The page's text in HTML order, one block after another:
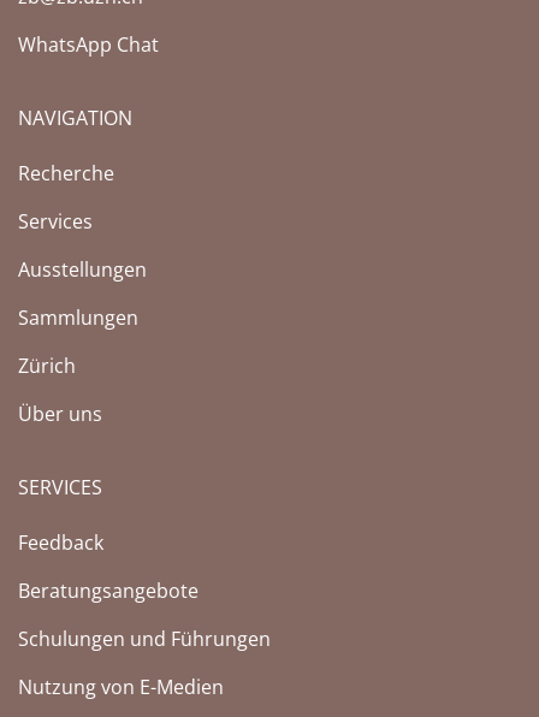
WhatsApp Chat
NAVIGATION
Recherche
Services
Ausstellungen
Sammlungen
Zürich
Über uns
SERVICES
Feedback
Beratungsangebote
Schulungen und Führungen
Nutzung von E-Medien